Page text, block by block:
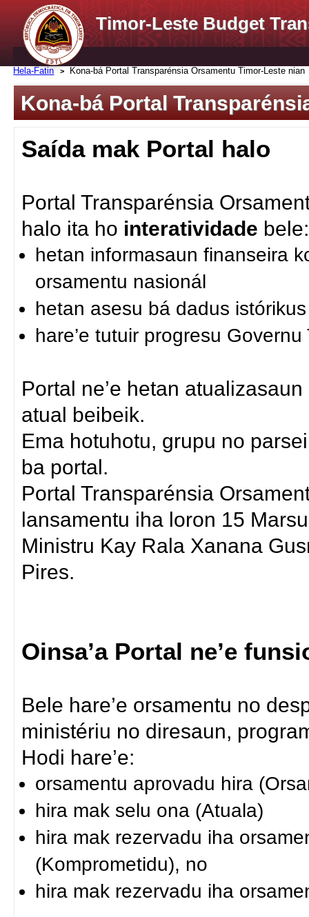
Timor-Leste Budget
Hela-Fatin Kona-bá Portal Transparénsia Orsamentu Timor-Leste nian
Kona-bá Portal
Saída mak Portal halo
Portal Transparénsia
halo ita ho interatividade bele:
hetan informasaun finanseira
orsamentu nasionál
hetan asesu bá dadus
hare’e tutuir progresu
Portal ne’e hetan
atual beibeik.
Ema hotuhotu, grupu no
ba portal.
Portal Transparénsia
lansamentu iha loron 15
Ministru Kay Rala Xanana
Pires.
Oinsa’a Portal ne’e
Bele hare’e orsamentu no
ministériu no diresaun,
Hodi hare’e:
orsamentu aprovadu hira
hira mak selu ona (Atuala)
hira mak rezervadu iha
(Komprometidu), no
hira mak rezervadu iha